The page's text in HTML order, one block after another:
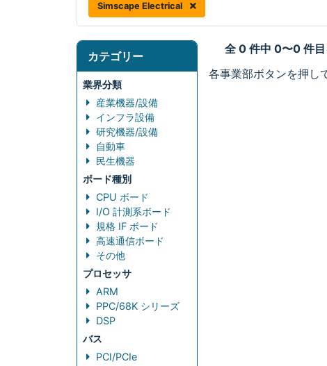
Simscape Electrical
カテゴリー
業界分類
産業機器/設備
インフラ設備
研究機器/設備
自動車
民生機器
ボード種別
CPU ボード
I/O 計測系ボード
規格 IF ボード
高速通信ボード
その他
プロセッサ
ARM
PPC/68K シリーズ
DSP
バス
PCI/PCIe
全 0 件中 0〜0 件
各事業部ボタンを押し